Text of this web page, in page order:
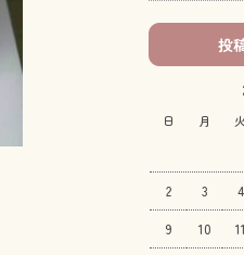
投
日 月 火
2 3 4
9 10 11